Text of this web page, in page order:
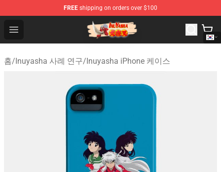
FREE shipping on orders over $100
Open menu
Inuyasha Store - Official Inuyasha Merchandise Shop
홈/Inuyasha 사례 연구/Inuyasha iPhone 케이스